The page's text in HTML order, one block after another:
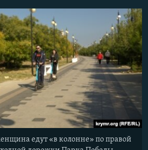
едут «в колонне» по правой